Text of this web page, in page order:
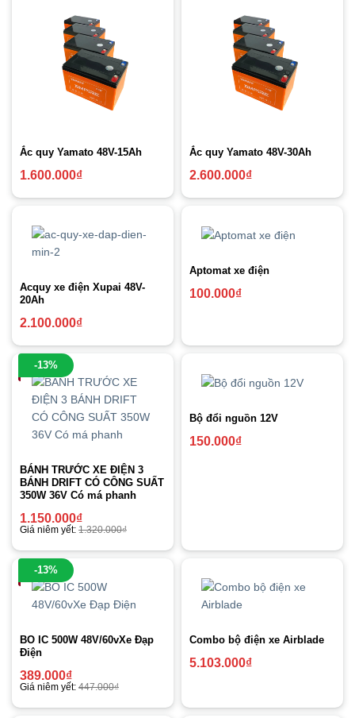
Ắc quy Yamato 48V-15Ah
1.600.000₫
Ắc quy Yamato 48V-30Ah
2.600.000₫
Acquy xe điện Xupai 48V-
20Ah
2.100.000₫
Aptomat xe điện
100.000₫
-13%
BÁNH TRƯỚC XE ĐIỆN 3
BÁNH DRIFT CÓ CÔNG SUẤT
350W 36V Có má phanh
1.150.000₫
Giá niêm yết: 1.320.000₫
Bộ đổi nguồn 12V
150.000₫
-13%
BO IC 500W 48V/60vXe Đạp
Điện
389.000₫
Giá niêm yết: 447.000₫
Combo bộ điện xe Airblade
5.103.000₫